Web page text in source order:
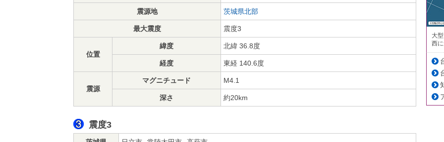
震源地 茨城県北部
最大震度 震度3
位置
緯度 北緯 36.8度
経度 東経 140.6度
震源
マグニチュード M4.1
深さ 約20km
震度3
大
西